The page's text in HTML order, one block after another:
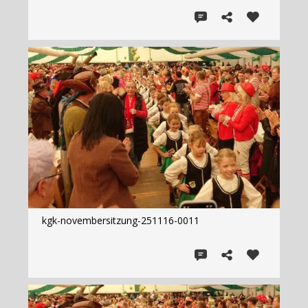
kgk-novembersitzung-251116-0011